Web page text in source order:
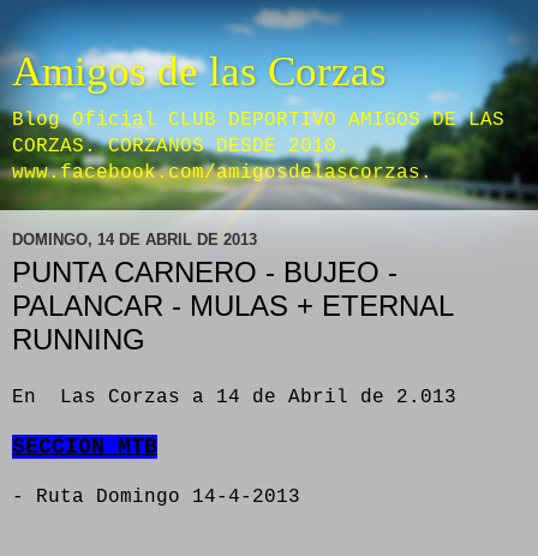
Amigos de las Corzas
Blog Oficial CLUB DEPORTIVO AMIGOS DE LAS
CORZAS. CORZANOS DESDE 2010.
www.facebook.com/amigosdelascorzas.
DOMINGO, 14 DE ABRIL DE 2013
PUNTA CARNERO - BUJEO -
PALANCAR - MULAS + ETERNAL
RUNNING
En Las Corzas a 14 de Abril de 2.013
SECCION MTB
- Ruta Domingo 14-4-2013